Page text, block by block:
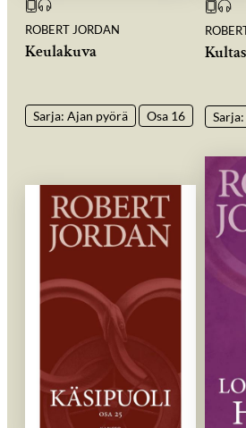
ROBERT JORDAN
Keulakuva
Sarja: Ajan pyörä Osa 16